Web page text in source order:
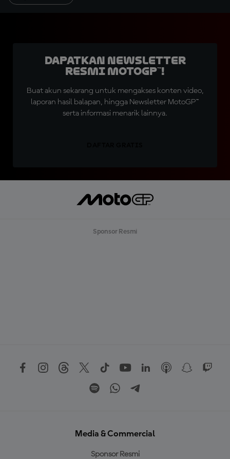
Dapatkan Newsletter
Resmi MotoGP™!
Buat akun sekarang untuk mengakses konten video,
laporan hasil balapan, hingga Newsletter MotoGP™
serta informasi menarik lainnya.
Sponsor Resmi
Media & Commercial
Sponsor Resmi